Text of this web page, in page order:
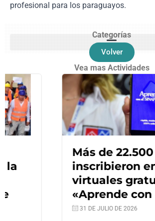
profesional para los paraguayos.
Categorías
Volver
Vea mas Actividades
Más de 22.500
inscribieron en los
virtuales gratuitos de
«Aprende con el
31 DE JULIO DE 2026